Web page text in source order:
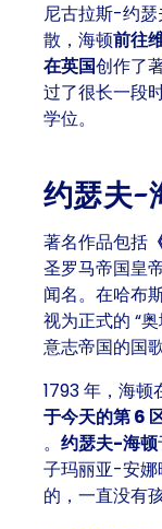
尼古拉斯-约
散，海顿前往
在英国创作了
过了很长一段
学位。
约瑟夫-
著名作品包括
圣罗马帝国皇
闻名。在哈布
视为正式的 “
意志帝国的国
1793 年，海顿
于今天的第 6
。 约瑟夫-海顿
子玛丽亚-安娜
的，一直没有孩